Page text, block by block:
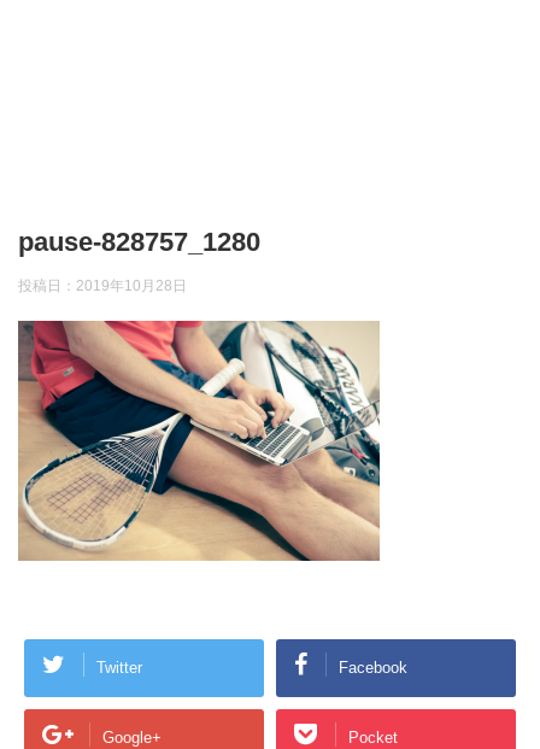
pause-828757_1280
投稿日： 2019年10月28日
Twitter Facebook
Google+ Pocket